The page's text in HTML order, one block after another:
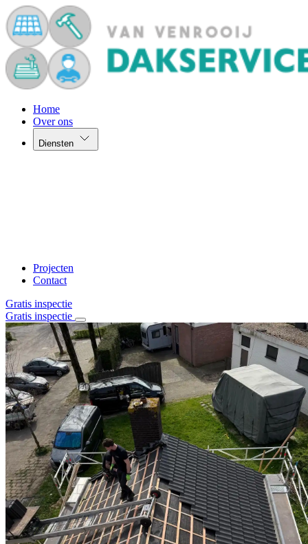
Home
Over ons
Diensten
Projecten
Contact
Gratis inspectie
Gratis inspectie
Home
Over ons
Diensten
Alle diensten
Daklekkage
Dakrenovatie
Stormschade
Dakisolatie
Dak en goot reiniging
Schoorsteenrenovatie
Bitumen daken
Pannen daken
Projecten
Contact